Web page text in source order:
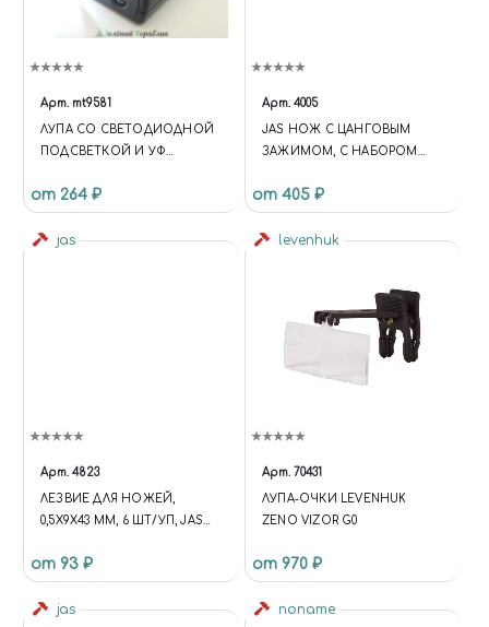
Арт. mt9581
ЛУПА СО СВЕТОДИОДНОЙ
ПОДСВЕТКОЙ И УФ
от 264 ₽
Арт. 4005
JAS НОЖ С ЦАНГОВЫМ
ЗАЖИМОМ, С НАБОРОМ
от 405 ₽
jas
Арт. 4823
ЛЕЗВИЕ ДЛЯ НОЖЕЙ,
0,5Х9Х43 ММ, 6 ШТ/УП, JAS
от 93 ₽
levenhuk
Арт. 70431
ЛУПА-ОЧКИ LEVENHUK
ZENO VIZOR G0
от 970 ₽
jas noname